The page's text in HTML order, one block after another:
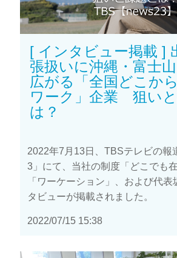
[ インタビュー掲載 ]
張扱いに沖縄・富士
広がる「全国どこか
ワーク」企業 狙いと
は？
2022年7月13日、TBSテレビの報
3」にて、当社の制度「どこでも
「ワーケーション」、および代
タビューが掲載されました。
2022/07/15 15:38